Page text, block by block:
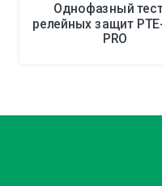
Однофазный
релейных защит
PRO